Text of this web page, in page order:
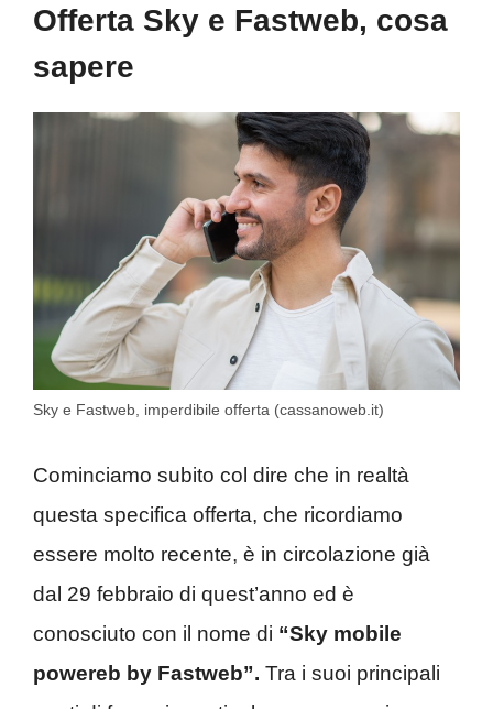
Offerta Sky e Fastweb, cosa
sapere
Sky e Fastweb, imperdibile offerta (cassanoweb.it)
Cominciamo subito col dire che in realtà
questa specifica offerta, che ricordiamo
essere molto recente, è in circolazione già
dal 29 febbraio di quest’anno ed è
conosciuto con il nome di “Sky mobile
powereb by Fastweb”. Tra i suoi principali